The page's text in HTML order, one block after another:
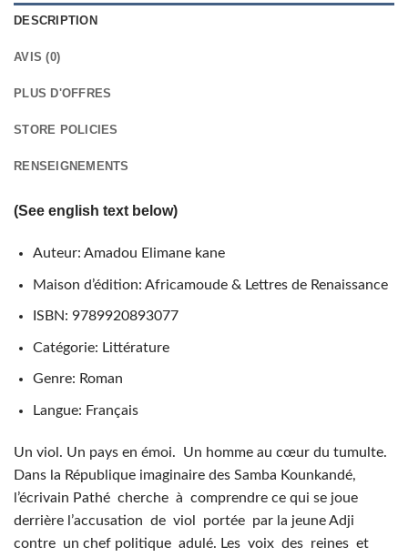
DESCRIPTION
AVIS (0)
PLUS D'OFFRES
STORE POLICIES
RENSEIGNEMENTS
(See english text below)
Auteur: Amadou Elimane kane
Maison d’édition: Africamoude & Lettres de Renaissance
ISBN: 9789920893077
Catégorie: Littérature
Genre: Roman
Langue: Français
Un viol. Un pays en émoi. Un homme au cœur du tumulte.
Dans la République imaginaire des Samba Kounkandé,
l’écrivain Pathé cherche à comprendre ce qui se joue
derrière l’accusation de viol portée par la jeune Adji
contre un chef politique adulé. Les voix des reines et